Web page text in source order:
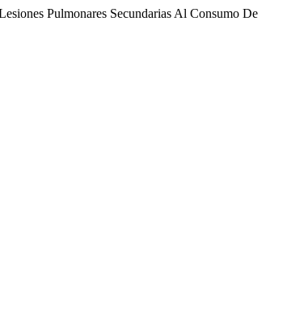
Pulmonares Secundarias Al Consumo De